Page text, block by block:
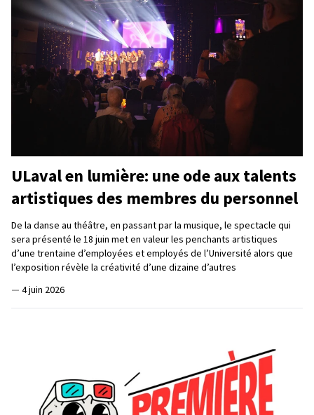
ULaval en lumière: une ode aux talents
artistiques des membres du personnel
De la danse au théâtre, en passant par la musique, le spectacle qui
sera présenté le 18 juin met en valeur les penchants artistiques
d’une trentaine d’employées et employés de l’Université alors que
l’exposition révèle la créativité d’une dizaine d’autres
— 4 juin 2026